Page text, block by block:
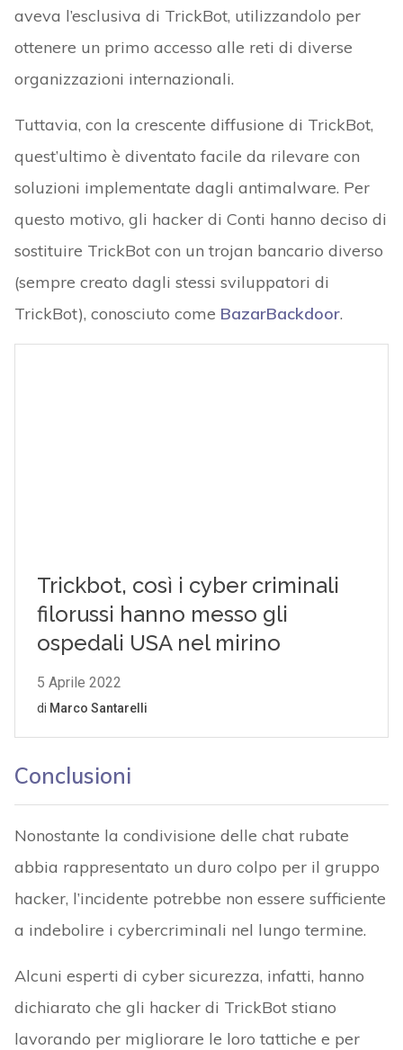
aveva l’esclusiva di TrickBot, utilizzandolo per
ottenere un primo accesso alle reti di diverse
organizzazioni internazionali.
Tuttavia, con la crescente diffusione di TrickBot,
quest’ultimo è diventato facile da rilevare con
soluzioni implementate dagli antimalware. Per
questo motivo, gli hacker di Conti hanno deciso di
sostituire TrickBot con un trojan bancario diverso
(sempre creato dagli stessi sviluppatori di
TrickBot), conosciuto come BazarBackdoor.
Conclusioni
Nonostante la condivisione delle chat rubate
abbia rappresentato un duro colpo per il gruppo
hacker, l’incidente potrebbe non essere sufficiente
a indebolire i cybercriminali nel lungo termine.
Alcuni esperti di cyber sicurezza, infatti, hanno
dichiarato che gli hacker di TrickBot stiano
lavorando per migliorare le loro tattiche e per